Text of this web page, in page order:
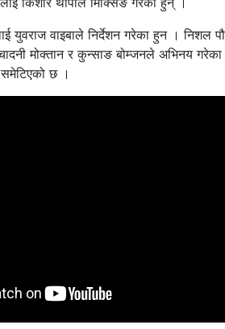
युवराज वाइबाले निर्देशन गरेका हुन । निशल
मोक्तान र कुन्साङ बोम्जनले अभिनय
छ ।